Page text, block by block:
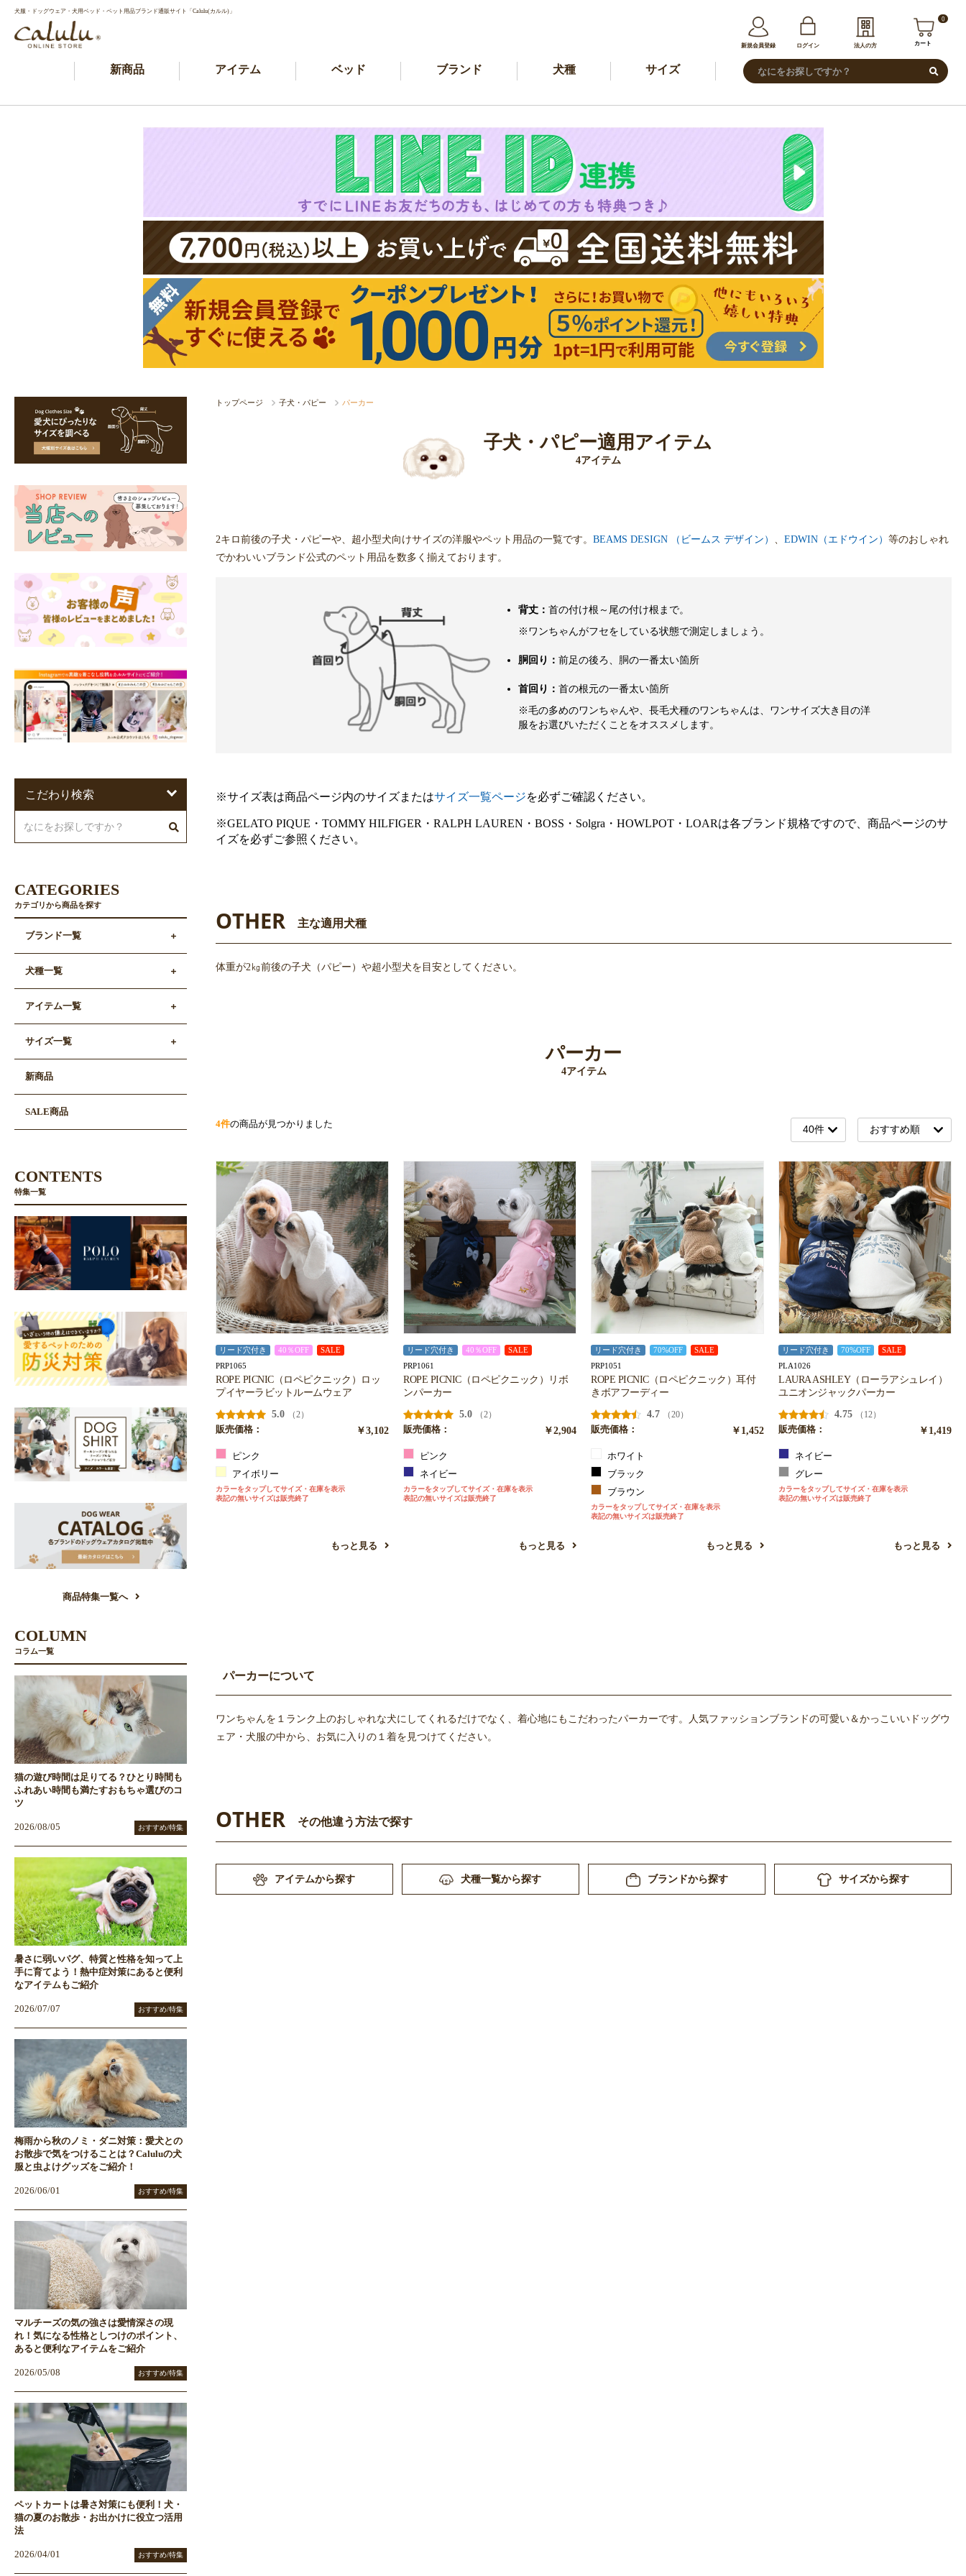
犬服・ドッグウェア・犬用ベッド・ペット用品ブランド通販サイト「Calulu(カルル)」
新規会員登録 ログイン 法人の方
0
カート
新商品 アイテム ベッド ブランド 犬種 サイズ
トップページ 子犬・パピー パーカー
子犬・パピー適用アイテム
4アイテム
2キロ前後の子犬・パピーや、超小型犬向けサイズの洋服やペット用品の一覧です。 BEAMS DESIGN （ビームス デザイン） 、 EDWIN（エドウイン） 等のおしゃれ
でかわいいブランド公式のペット用品を数多く揃えております。
背丈： 首の付け根～尾の付け根まで。
※ワンちゃんがフセをしている状態で測定しましょう。
胴回り： 前足の後ろ、胴の一番太い箇所
首回り： 首の根元の一番太い箇所
※毛の多めのワンちゃんや、長毛犬種のワンちゃんは、ワンサイズ大き目の洋
服をお選びいただくことをオススメします。
※サイズ表は商品ページ内のサイズまたはサイズ一覧ページを必ずご確認ください。
※GELATO PIQUE・TOMMY HILFIGER・RALPH LAUREN・BOSS・Solgra・HOWLPOT・LOARは各ブランド規格ですので、商品ページのサ
イズを必ずご参照ください。
OTHER 主な適用犬種
体重が2㎏前後の子犬（パピー）や超小型犬を目安としてください。
パーカー
4アイテム
4件の商品が見つかりました
リード穴付き 40％OFF SALE
PRP1065
ROPE PICNIC（ロペピクニック）ロッ
プイヤーラビットルームウェア
5.0
（2）
販売価格：
￥3,102
ピンク
アイボリー
カラーをタップしてサイズ・在庫を表示
表記の無いサイズは販売終了
もっと見る
リード穴付き 40％OFF SALE
PRP1061
ROPE PICNIC（ロペピクニック）リボ
ンパーカー
5.0
（2）
販売価格：
￥2,904
ピンク
ネイビー
カラーをタップしてサイズ・在庫を表示
表記の無いサイズは販売終了
もっと見る
リード穴付き 70%OFF SALE
PRP1051
ROPE PICNIC（ロペピクニック）耳付
きボアフーディー
4.7
（20）
販売価格：
￥1,452
ホワイト
ブラック
ブラウン
カラーをタップしてサイズ・在庫を表示
表記の無いサイズは販売終了
もっと見る
リード穴付き 70%OFF SALE
PLA1026
LAURA ASHLEY（ローラアシュレイ）
ユニオンジャックパーカー
4.75
（12）
販売価格：
￥1,419
ネイビー
グレー
カラーをタップしてサイズ・在庫を表示
表記の無いサイズは販売終了
もっと見る
お買い物を続ける カートへ進む
パーカーについて
ワンちゃんを１ランク上のおしゃれな犬にしてくれるだけでなく、着心地にもこだわったパーカーです。人気ファッションブランドの可愛い＆かっこいいドッグウ
ェア・犬服の中から、お気に入りの１着を見つけてください。
OTHER その他違う方法で探す
アイテムから探す 犬種一覧から探す ブランドから探す サイズから探す
こだわり検索
CATEGORIES
カテゴリから商品を探す
ブランド一覧
犬種一覧
アイテム一覧
サイズ一覧
新商品
SALE商品
CONTENTS
特集一覧
商品特集一覧へ
COLUMN
コラム一覧
猫の遊び時間は足りてる？ひとり時間も
ふれあい時間も満たすおもちゃ選びのコ
ツ
2026/08/05 おすすめ/特集
暑さに弱いパグ、特質と性格を知って上
手に育てよう！熱中症対策にあると便利
なアイテムもご紹介
2026/07/07 おすすめ/特集
梅雨から秋のノミ・ダニ対策：愛犬との
お散歩で気をつけることは？Caluluの犬
服と虫よけグッズをご紹介！
2026/06/01 おすすめ/特集
マルチーズの気の強さは愛情深さの現
れ！気になる性格としつけのポイント、
あると便利なアイテムをご紹介
2026/05/08 おすすめ/特集
ペットカートは暑さ対策にも便利！犬・
猫の夏のお散歩・お出かけに役立つ活用
法
2026/04/01 おすすめ/特集